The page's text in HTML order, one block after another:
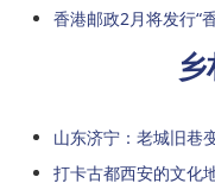
香港邮政2月将发行“
山东济宁：老城旧巷
打卡古都西安的文